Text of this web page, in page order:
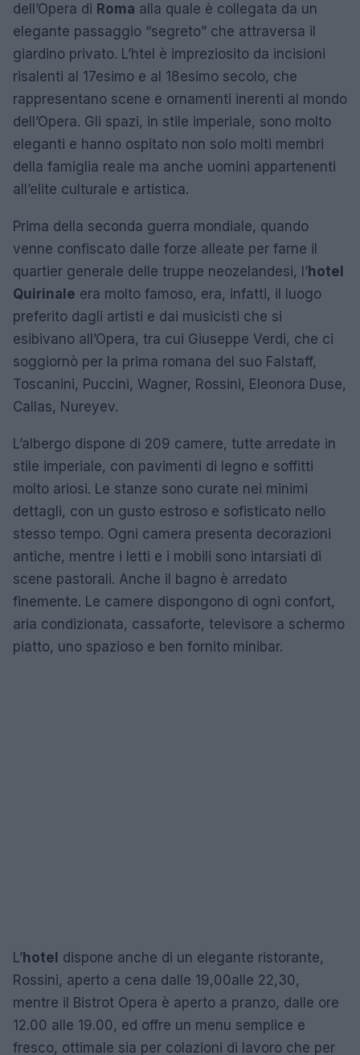
dell’Opera di Roma alla quale è collegata da un
elegante passaggio “segreto” che attraversa il
giardino privato. L’htel è impreziosito da incisioni
risalenti al 17esimo e al 18esimo secolo, che
rappresentano scene e ornamenti inerenti al mondo
dell’Opera. Gli spazi, in stile imperiale, sono molto
eleganti e hanno ospitato non solo molti membri
della famiglia reale ma anche uomini appartenenti
all’elite culturale e artistica.
Prima della seconda guerra mondiale, quando
venne confiscato dalle forze alleate per farne il
quartier generale delle truppe neozelandesi, l’hotel
Quirinale era molto famoso, era, infatti, il luogo
preferito dagli artisti e dai musicisti che si
esibivano all’Opera, tra cui Giuseppe Verdi, che ci
soggiornò per la prima romana del suo Falstaff,
Toscanini, Puccini, Wagner, Rossini, Eleonora Duse,
Callas, Nureyev.
L’albergo dispone di 209 camere, tutte arredate in
stile imperiale, con pavimenti di legno e soffitti
molto ariosi. Le stanze sono curate nei minimi
dettagli, con un gusto estroso e sofisticato nello
stesso tempo. Ogni camera presenta decorazioni
antiche, mentre i letti e i mobili sono intarsiati di
scene pastorali. Anche il bagno è arredato
finemente. Le camere dispongono di ogni confort,
aria condizionata, cassaforte, televisore a schermo
piatto, uno spazioso e ben fornito minibar.
L’hotel dispone anche di un elegante ristorante,
Rossini, aperto a cena dalle 19,00alle 22,30,
mentre il Bistrot Opera è aperto a pranzo, dalle ore
12.00 alle 19.00, ed offre un menu semplice e
fresco, ottimale sia per colazioni di lavoro che per